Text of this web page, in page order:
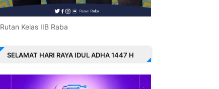
Rutan Kelas IIB Raba
SELAMAT HARI RAYA IDUL ADHA 1447 H